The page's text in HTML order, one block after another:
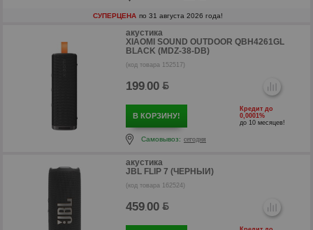
СУПЕРЦЕНА по 31 августа 2026 года!
акустика
XIAOMI SOUND OUTDOOR QBH4261GL
BLACK (MDZ-38-DB)
(код товара 152517)
199.00
В КОРЗИНУ!
Кредит до
0,0001%
до 10 месяцев!
Самовывоз: сегодня
акустика
JBL FLIP 7 (ЧЕРНЫЙ)
(код товара 162524)
459.00